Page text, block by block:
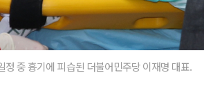
정 중 흉기에 피습된 더불어민주당 이재명 대표.